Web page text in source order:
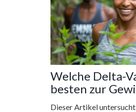
Welche Delta-
besten zur
Dieser Artikel